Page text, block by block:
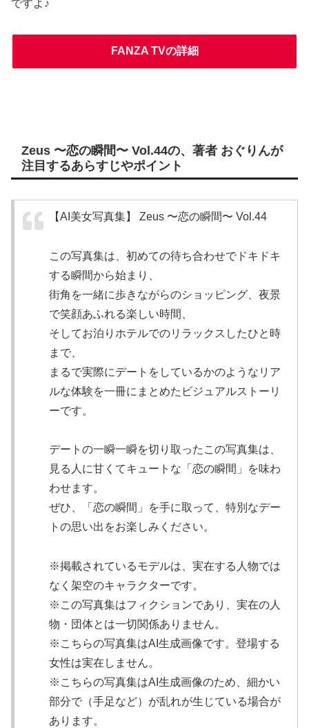
ですよ♪
FANZA TVの詳細
Zeus 〜恋の瞬間〜 Vol.44の、著者 おぐりんが
注目するあらすじやポイント
【AI美女写真集】 Zeus 〜恋の瞬間〜 Vol.44
この写真集は、初めての待ち合わせでドキドキ
する瞬間から始まり、
街角を一緒に歩きながらのショッピング、夜景
で笑顔あふれる楽しい時間、
そしてお泊りホテルでのリラックスしたひと時
まで、
まるで実際にデートをしているかのようなリア
ルな体験を一冊にまとめたビジュアルストーリ
ーです。
デートの一瞬一瞬を切り取ったこの写真集は、
見る人に甘くてキュートな「恋の瞬間」を味わ
わせます。
ぜひ、「恋の瞬間」を手に取って、特別なデー
トの思い出をお楽しみください。
※掲載されているモデルは、実在する人物では
なく架空のキャラクターです。
※この写真集はフィクションであり、実在の人
物・団体とは一切関係ありません。
※こちらの写真集はAI生成画像です。登場する
女性は実在しません。
※こちらの写真集はAI生成画像のため、細かい
部分で（手足など）が乱れが生じている場合が
あります。